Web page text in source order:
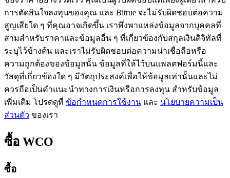
ลงทุนอัตโนมัติ
คว้าผลกำไรระยะยาวและผลประโยชน์ที่ยืดหยุ่น
การตัดสินใจลงทุนของคุณ และ Bitrue จะไม่รับผิดชอบต่อความ
สูญเสียใด ๆ ที่คุณอาจเกิดขึ้น เราพึ่งพาแหล่งข้อมูลจากบุคคลที่
สามสำหรับราคาและข้อมูลอื่น ๆ ที่เกี่ยวข้องกับสกุลเงินดิจิทัลที่
ระบุไว้ข้างต้น และเราไม่รับผิดชอบต่อความน่าเชื่อถือหรือ
ความถูกต้องของข้อมูลนั้น ข้อมูลที่ให้ไว้บนแพลตฟอร์มนี้และ
วัสดุที่เกี่ยวข้องใด ๆ มีวัตถุประสงค์เพื่อให้ข้อมูลเท่านั้นและไม่
ควรถือเป็นคำแนะนำทางการเงินหรือการลงทุน สำหรับข้อมูล
เพิ่มเติม โปรดดูที่ ข้อกำหนดการใช้งาน และ นโยบายความเป็น
ส่วนตัว ของเรา
ซื้อ WCO
ซื้อ